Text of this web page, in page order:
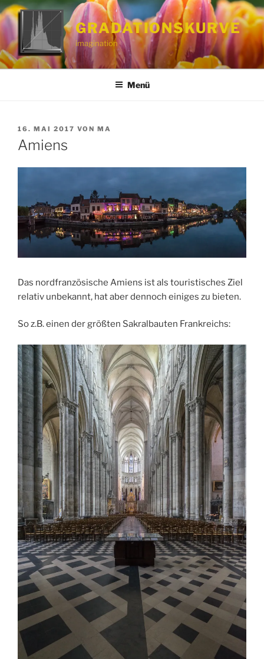
Zum
Inhalt
springen
GRADATIONSKURVE
imagination
Menü
VERÖFFENTLICHT
AM
16. MAI 2017 VON MA
Amiens
Das nordfranzösische Amiens ist als touristisches Ziel
relativ unbekannt, hat aber dennoch einiges zu bieten.
So z.B. einen der größten Sakralbauten Frankreichs: